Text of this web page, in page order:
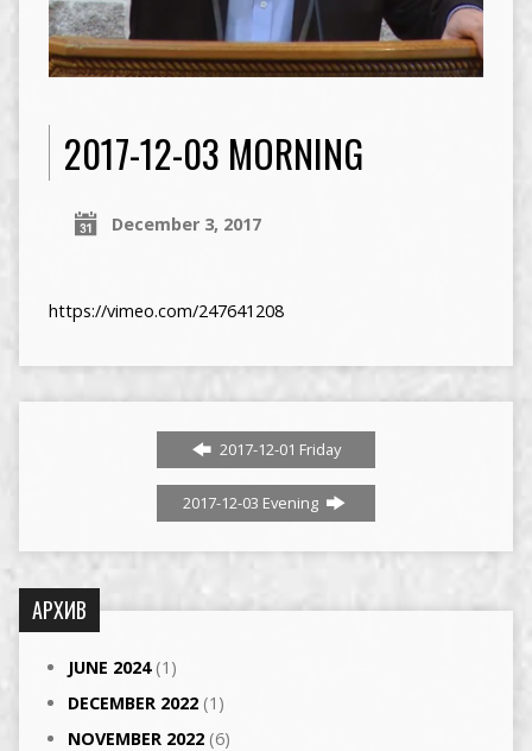
2017-12-03 MORNING
December 3, 2017
https://vimeo.com/247641208
2017-12-01 Friday
2017-12-03 Evening
АРХИВ
JUNE 2024(1)
DECEMBER 2022 (1)
NOVEMBER 2022 (6)